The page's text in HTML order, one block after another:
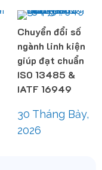
Chuyển đổi số
ngành linh kiện
giúp đạt chuẩn
ISO 13485 &
IATF 16949
30 Tháng Bảy,
2026